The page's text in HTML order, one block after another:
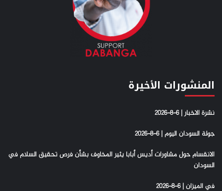
المنشورات الأخيرة
نشرة الاخبار | 6-8-2026
جولة السودان اليوم | 6-8-2026
الانقسام حول مشاورات أديس أبابا يثير المخاوف بشأن فرص تحقيق السلام في
السودان
في الميزان | 6-8-2026